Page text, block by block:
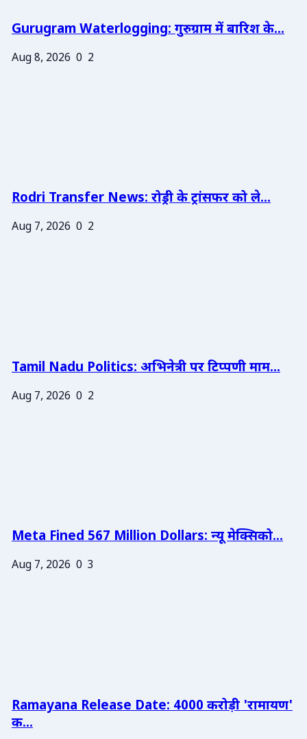
Gurugram Waterlogging: गुरुग्राम में बारिश के...
Aug 8, 2026 0 2
Rodri Transfer News: रोड्री के ट्रांसफर को ले...
Aug 7, 2026 0 2
Tamil Nadu Politics: अभिनेत्री पर टिप्पणी माम...
Aug 7, 2026 0 2
Meta Fined 567 Million Dollars: न्यू मेक्सिको...
Aug 7, 2026 0 3
Ramayana Release Date: 4000 करोड़ी 'रामायण'
क...